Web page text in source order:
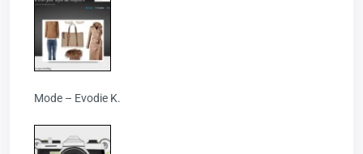
Mode – Evodie K.